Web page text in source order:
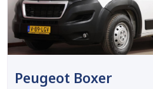
Peugeot Boxer